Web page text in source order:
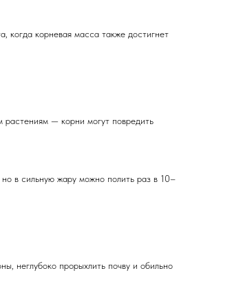
корневая масса также достигнет
— корни могут повредить
в сильную жару можно полить раз в 10–
неглубоко прорыхлить почву и обильно